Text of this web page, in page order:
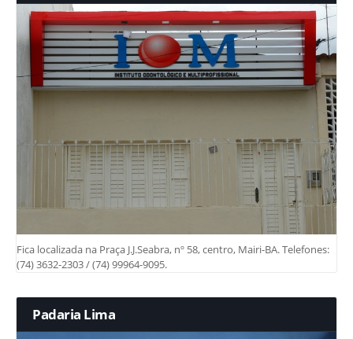
Fica localizada na Praça J.J.Seabra, nº 58, centro, Mairi-BA. Telefones:
(74) 3632-2303 / (74) 99964-9095.
Padaria Lima